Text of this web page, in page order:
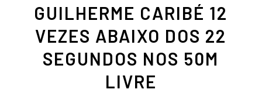
GUILHERME CARIBÉ 12
VEZES ABAIXO DOS 22
SEGUNDOS NOS 50M
LIVRE